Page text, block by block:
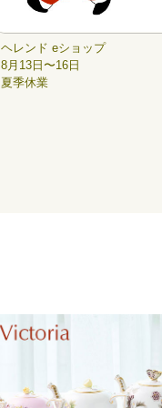
ヘレンド eショップ
8月13日〜16日
夏季休業